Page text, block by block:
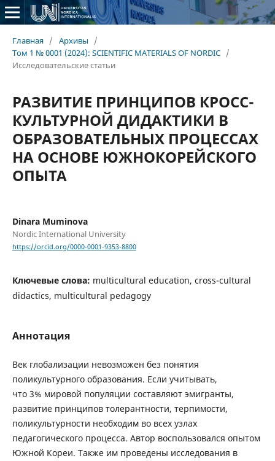
Главная / Архивы
/
Том 1 № 0001 (2024): SCIENTIFIC MATERIALS OF NORDIC /
Исследовательские статьи
РАЗВИТИЕ ПРИНЦИПОВ КРОСС-
КУЛЬТУРНОЙ ДИДАКТИКИ В
ОБРАЗОВАТЕЛЬНЫХ ПРОЦЕССАХ
НА ОСНОВЕ ЮЖНОКОРЕЙСКОГО
ОПЫТА
Dinara Muminova
Nordic International University
https://orcid.org/0000-0001-9353-8800
Ключевые слова: multicultural education, cross-cultural
didactics, multicultural pedagogy
Аннотация
Век глобализации невозможен без понятия
поликультурного образования. Если учитывать,
что 3% мировой популяции составляют эмигранты,
развитие принципов толерантности, терпимости,
поликультурности необходим во всех узлах
педагогического процесса. Автор воспользовался опытом
Южной Кореи. Также им проведены исследования в